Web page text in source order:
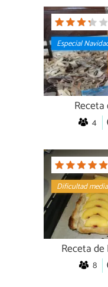
Especial
4
Dificultad media
Receta
8